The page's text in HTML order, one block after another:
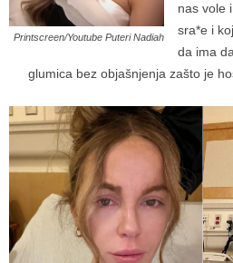
Printscreen/Youtube Puteri Nadiah
nas vole
sra*e i
da ima
glumica bez objašnjenja zašto je